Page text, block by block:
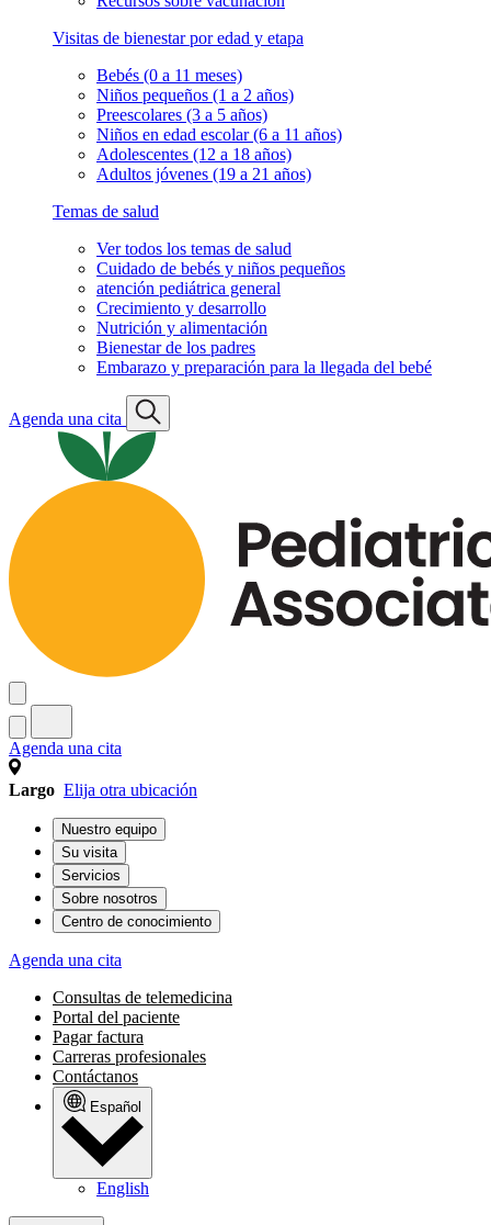
Visitas de bienestar por edad y etapa
Bebés (0 a 11 meses)
Niños pequeños (1 a 2 años)
Preescolares (3 a 5 años)
Niños en edad escolar (6 a 11 años)
Adolescentes (12 a 18 años)
Adultos jóvenes (19 a 21 años)
Temas de salud
Ver todos los temas de salud
Cuidado de bebés y niños pequeños
atención pediátrica general
Crecimiento y desarrollo
Nutrición y alimentación
Bienestar de los padres
Embarazo y preparación para la llegada del bebé
Agenda una cita
Agenda una cita
Largo Elija otra ubicación
Nuestro equipo
Su visita
Servicios
Sobre nosotros
Centro de conocimiento
Agenda una cita
Consultas de telemedicina
Portal del paciente
Pagar factura
Carreras profesionales
Contáctanos
Español
English